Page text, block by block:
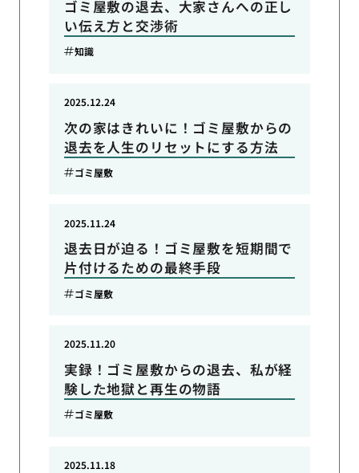
ゴミ屋敷の退去、大家さんへの正し
い伝え方と交渉術
知識
次の家はきれいに！ゴミ屋敷からの
退去を人生のリセットにする方法
2025.12.24
ゴミ屋敷
退去日が迫る！ゴミ屋敷を短期間で
片付けるための最終手段
2025.11.24
ゴミ屋敷
実録！ゴミ屋敷からの退去、私が経
験した地獄と再生の物語
2025.11.20
ゴミ屋敷
2025.11.18